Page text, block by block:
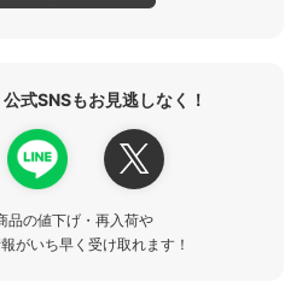
式SNSもお見逃しなく！
品の値下げ・再入荷や
がいち早く受け取れます！